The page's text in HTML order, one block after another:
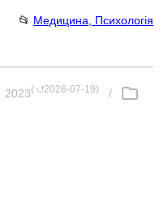
📂 Медицина, Психологія
2023( ⮍2026-07-19)
/